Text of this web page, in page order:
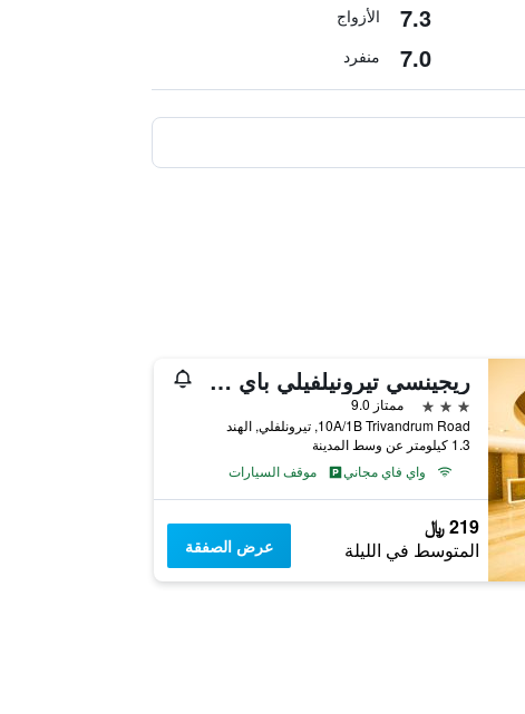
7.3 الأزواج
7.0 منفرد
ريجينسي تيرونيلفيلي باي جي آر تي هوتلز
3 نجوم
ممتاز 9.0
10A/1B Trivandrum Road, تيرونلفلي, الهند
1.3 كيلومتر عن وسط المدينة
واي فاي مجاني
موقف السيارات
219 ﷼
المتوسط في الليلة عرض الصفقة